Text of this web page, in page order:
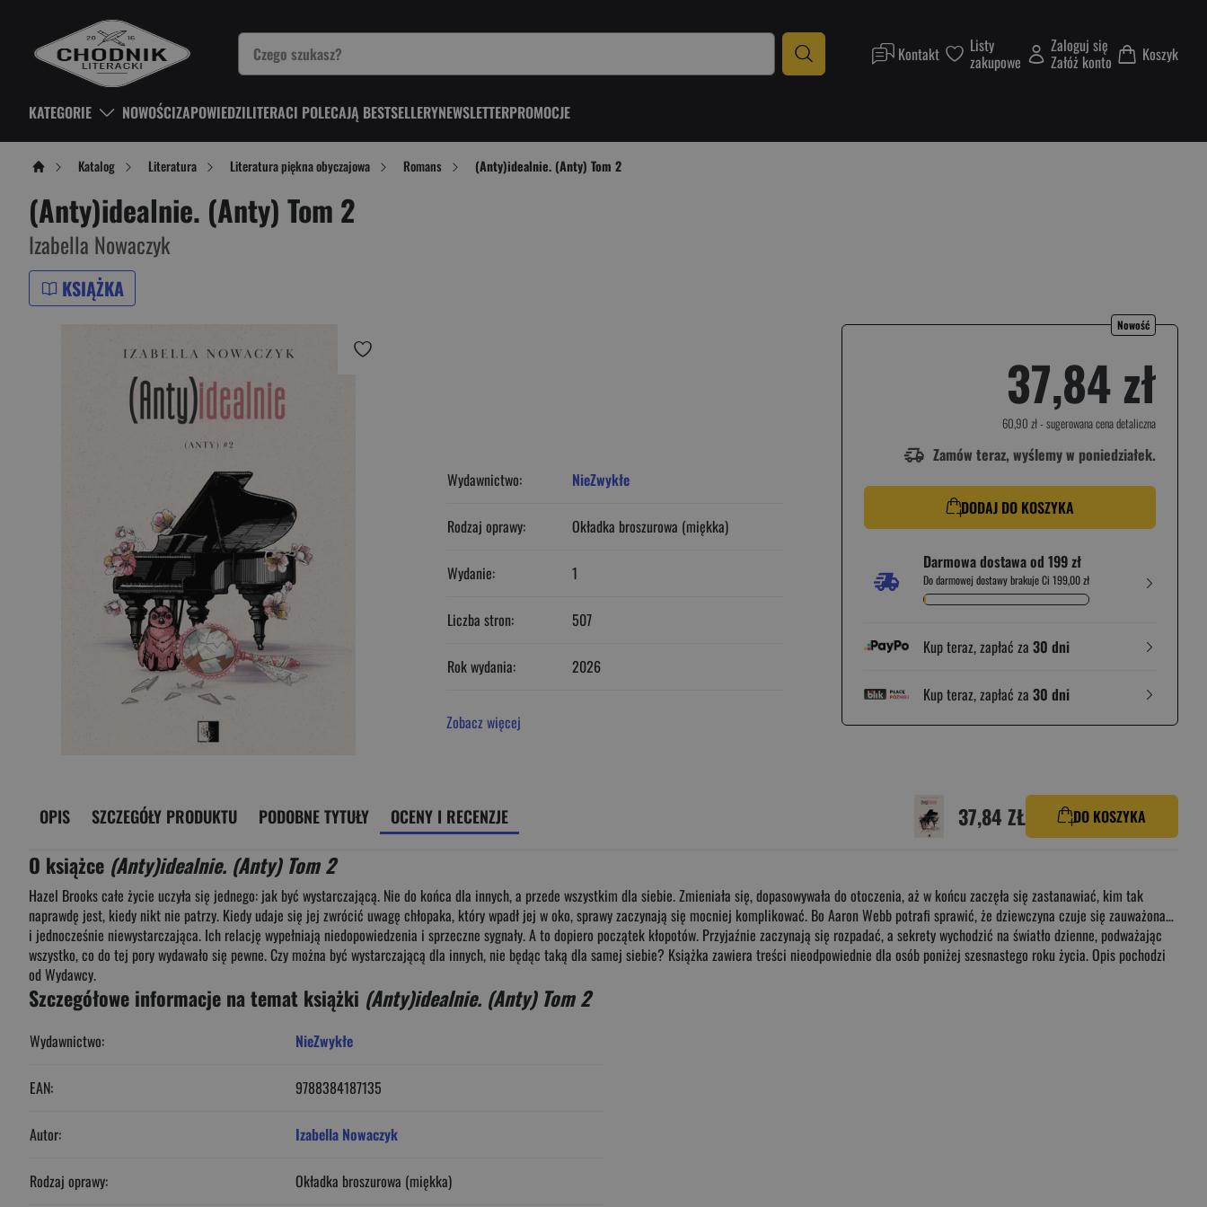
Kontakt Listy
zakupowe
Zaloguj się
Załóż konto Koszyk
KATEGORIE NOWOŚCIZAPOWIEDZILITERACI POLECAJĄ BESTSELLERYNEWSLETTERPROMOCJE
Katalog Literatura Literatura piękna obyczajowa Romans (Anty)idealnie. (Anty) Tom 2
(Anty)idealnie. (Anty) Tom 2
Izabella Nowaczyk
KSIĄŻKA
Nowość
37,84 zł
60,90 zł- sugerowana cena detaliczna
Zamów teraz, wyślemy w poniedziałek.
DODAJ DO KOSZYKA
Darmowa dostawa od 199 zł
Do darmowej dostawy brakuje Ci 199,00 zł
Kup teraz, zapłać za 30 dni
Kup teraz, zapłać za 30 dni
Wydawnictwo: NieZwykłe
Rodzaj oprawy: Okładka broszurowa (miękka)
Wydanie: 1
Liczba stron: 507
Rok wydania: 2026
Zobacz więcej
OPIS SZCZEGÓŁY PRODUKTU PODOBNE TYTUŁY OCENY I RECENZJE 37,84 ZŁ DO KOSZYKA
O książce (Anty)idealnie. (Anty) Tom 2
Hazel Brooks całe życie uczyła się jednego: jak być wystarczającą. Nie do końca dla innych, a przede wszystkim dla siebie. Zmieniała się, dopasowywała do otoczenia, aż w końcu zaczęła się zastanawiać, kim tak
naprawdę jest, kiedy nikt nie patrzy. Kiedy udaje się jej zwrócić uwagę chłopaka, który wpadł jej w oko, sprawy zaczynają się mocniej komplikować. Bo Aaron Webb potrafi sprawić, że dziewczyna czuje się zauważona…
i jednocześnie niewystarczająca. Ich relację wypełniają niedopowiedzenia i sprzeczne sygnały. A to dopiero początek kłopotów. Przyjaźnie zaczynają się rozpadać, a sekrety wychodzić na światło dzienne, podważając
wszystko, co do tej pory wydawało się pewne. Czy można być wystarczającą dla innych, nie będąc taką dla samej siebie? Książka zawiera treści nieodpowiednie dla osób poniżej szesnastego roku życia. Opis pochodzi
od Wydawcy.
Szczegółowe informacje na temat książki (Anty)idealnie. (Anty) Tom 2
Wydawnictwo: NieZwykłe
EAN: 9788384187135
Autor: Izabella Nowaczyk
Rodzaj oprawy: Okładka broszurowa (miękka)